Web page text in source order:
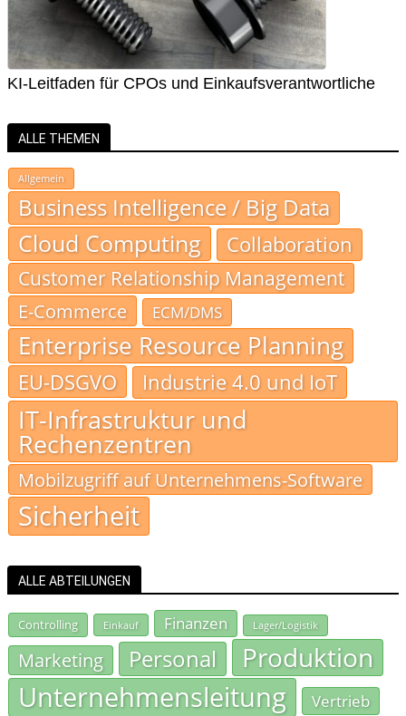
KI-Leitfaden für CPOs und Einkaufsverantwortliche
ALLE THEMEN
Allgemein
Business Intelligence / Big Data
Cloud Computing Collaboration
Customer Relationship Management
E-Commerce
ECM/DMS
Enterprise Resource Planning
EU-DSGVO Industrie 4.0 und IoT
IT-Infrastruktur und
Rechenzentren
Mobilzugriff auf Unternehmens-Software
Sicherheit
ALLE ABTEILUNGEN
Controlling Einkauf Finanzen Lager/Logistik
Marketing Personal Produktion
Unternehmensleitung Vertrieb